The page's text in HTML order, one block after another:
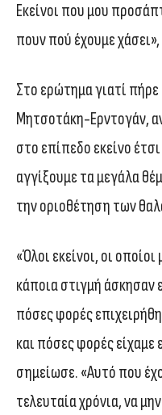
Εκείνοι που μου
πουν πού έχουμε
Στο ερώτημα γιατί
Μητσοτάκη-Ερντογάν,
στο επίπεδο εκείνο
αγγίξουμε τα μεγάλα
την οριοθέτηση των
«Όλοι εκείνοι, οι
κάποια στιγμή άσκησαν
πόσες φορές
και πόσες φορές
σημείωσε. «Αυτό που
τελευταία χρόνια, να